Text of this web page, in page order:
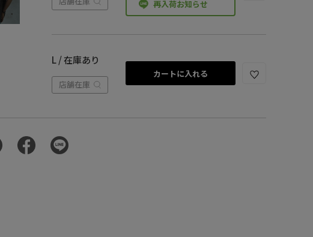
再入荷お知らせ
L / 在庫あり
店舗在庫
カートに入れる